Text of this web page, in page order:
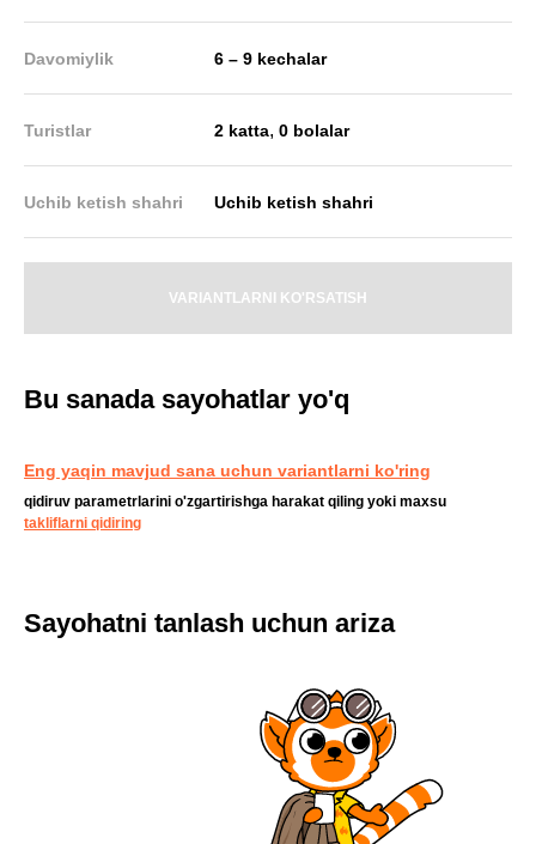
Davomiylik 6 – 9 kechalar
Turistlar 2 katta,0 bolalar
Uchib ketish shahri Uchib ketish shahri
VARIANTLARNI KO'RSATISH
Bu sanada sayohatlar yo'q
Eng yaqin mavjud sana uchun variantlarni ko'ring
qidiruv parametrlarini o'zgartirishga harakat qiling yoki maxsu
takliflarni qidiring
Sayohatni tanlash uchun ariza